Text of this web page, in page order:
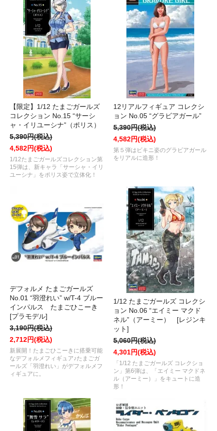
【限定】1/12 たまごガールズ
コレクション No.15 “サーシ
ャ・イリユーシナ”（ポリス）
5,390円(税込)
4,582円(税込)
1/12たまごガールズコレクション第
15弾は、新キャラ「サーシャ・イリ
ユーシナ」をポリス姿で立体化！
12リアルフィギュア コレクシ
ョン No.05 “グラビアガール”
5,390円(税込)
4,582円(税込)
第５弾はビキニ姿のグラビアガール
をリアルに造形！
デフォルメ たまごガールズ
No.01 “羽澄れい” w/T-4 ブルー
インパルス たまごひこーき
[プラモデル]
3,190円(税込)
2,712円(税込)
新展開！たまごひこーきに搭乗可能
なデフォルメフィギュア♪たまごガ
ールズ「羽澄れい」がデフォルメフ
ィギュアに。
1/12 たまごガールズ コレクシ
ョン No.06 “エイミー マクド
ネル”（アーミー） [レジンキ
ット]
5,060円(税込)
4,301円(税込)
「1/12 たまごガールズ コレクショ
ン」第6弾は、「エイミー マクドネ
ル（アーミー）」をキュートに造
形！